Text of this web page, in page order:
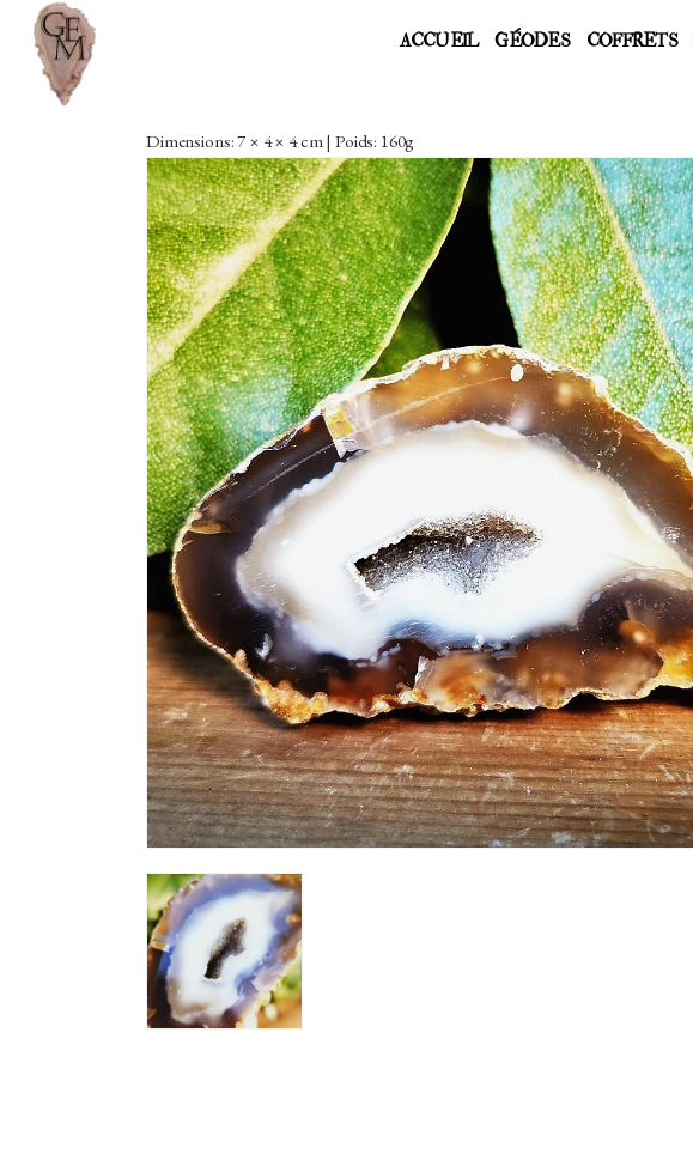
ACCUEIL GÉODES COFFRETS
Dimensions: 7 × 4 × 4 cm | Poids: 160g